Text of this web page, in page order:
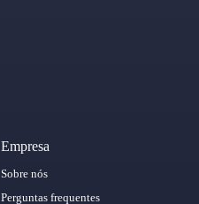
Empresa
Sobre nós
Perguntas frequentes